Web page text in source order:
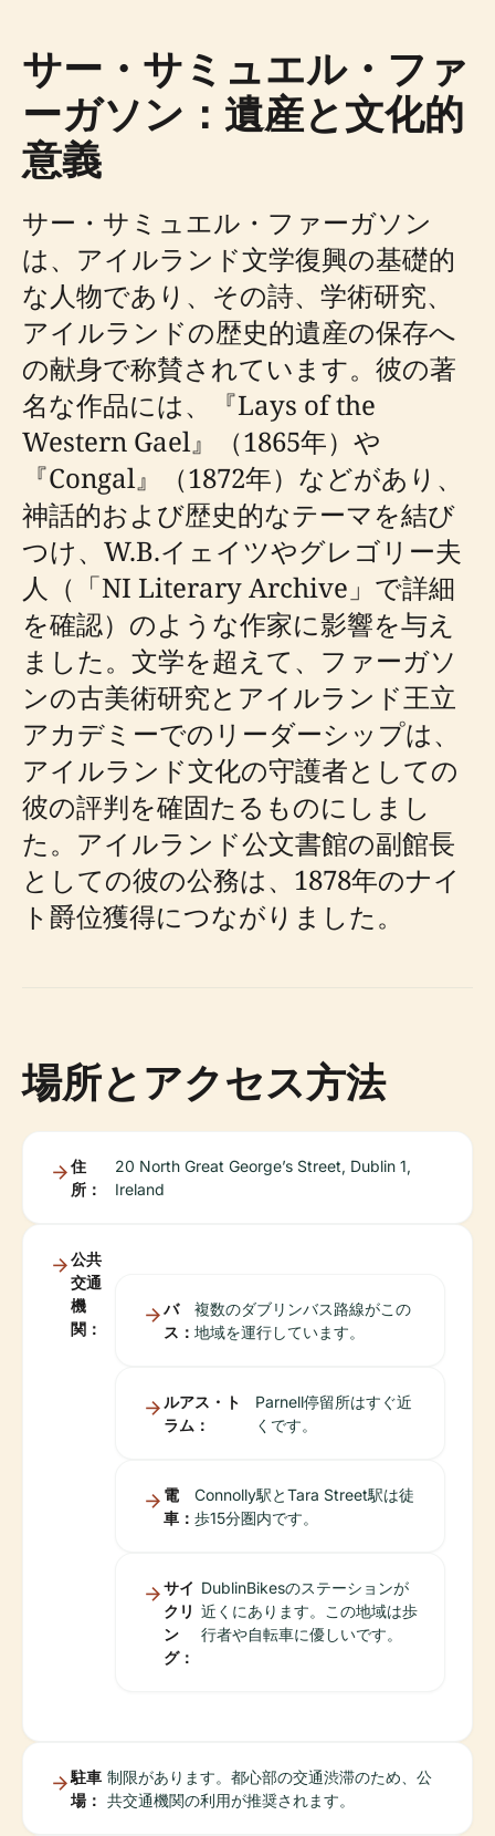
サー・サミュエル・ファ
ーガソン：遺産と文化的
意義
サー・サミュエル・ファーガソン
は、アイルランド文学復興の基礎的
な人物であり、その詩、学術研究、
アイルランドの歴史的遺産の保存へ
の献身で称賛されています。彼の著
名な作品には、『Lays of the
Western Gael』（1865年）や
『Congal』（1872年）などがあり、
神話的および歴史的なテーマを結び
つけ、W.B.イェイツやグレゴリー夫
人（「NI Literary Archive」で詳細
を確認）のような作家に影響を与え
ました。文学を超えて、ファーガソ
ンの古美術研究とアイルランド王立
アカデミーでのリーダーシップは、
アイルランド文化の守護者としての
彼の評判を確固たるものにしまし
た。アイルランド公文書館の副館長
としての彼の公務は、1878年のナイ
ト爵位獲得につながりました。
場所とアクセス方法
住
所：
20 North Great George’s Street, Dublin 1,
Ireland
公共
交通
機
関：
バ
ス：
複数のダブリンバス路線がこの
地域を運行しています。
ルアス・ト
ラム：
Parnell停留所はすぐ近
くです。
電
車：
Connolly駅とTara Street駅は徒
歩15分圏内です。
サイ
クリ
ン
グ：
DublinBikesのステーションが
近くにあります。この地域は歩
行者や自転車に優しいです。
駐車
場：
制限があります。都心部の交通渋滞のため、公
共交通機関の利用が推奨されます。